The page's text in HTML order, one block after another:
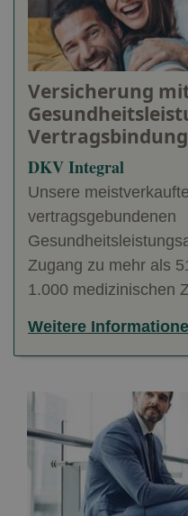
Versicherung
Vertragsbindung
DKV Integral
Unsere
vertragsgebundenen
Zugang zu mehr als
1.000 medizinischen
Weitere